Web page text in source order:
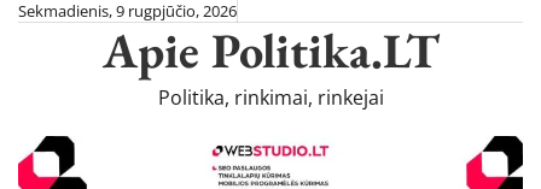
SkipSekmadienis, 9 rugpjūčio, 2026
Apie Politika.LT
Politika, rinkimai, rinkejai